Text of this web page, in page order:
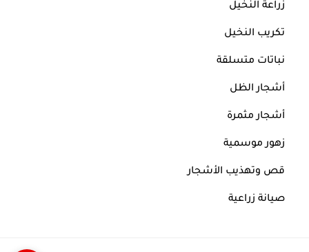
زراعة النخيل
تكريب النخيل
نباتات متسلقة
أشجار الظل
أشجار مثمرة
زهور موسمية
قص وتهذيب الأشجار
صيانة زراعية